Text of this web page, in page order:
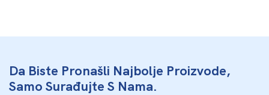
Da Biste Pronašli Najbolje Proizvode,
Samo Surađujte S Nama.